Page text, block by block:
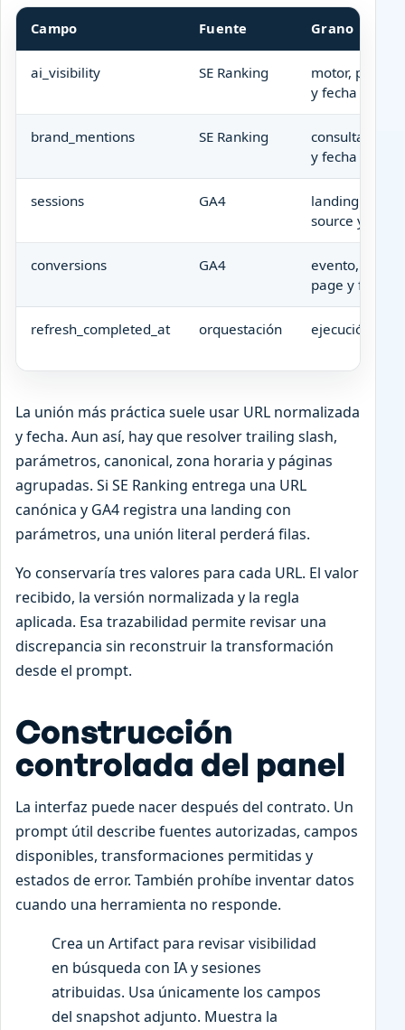
Campo Fuente Grano
ai_visibility SE Ranking
motor,
y fecha
brand_mentions SE Ranking
consulta,
y fecha
sessions GA4
landing page,
source y fecha
conversions GA4
evento,
page y fecha
refresh_completed_at orquestación ejecución
La unión más práctica suele usar URL normalizada
y fecha. Aun así, hay que resolver trailing slash,
parámetros, canonical, zona horaria y páginas
agrupadas. Si SE Ranking entrega una URL
canónica y GA4 registra una landing con
parámetros, una unión literal perderá filas.
Yo conservaría tres valores para cada URL. El valor
recibido, la versión normalizada y la regla
aplicada. Esa trazabilidad permite revisar una
discrepancia sin reconstruir la transformación
desde el prompt.
Construcción
controlada del panel
La interfaz puede nacer después del contrato. Un
prompt útil describe fuentes autorizadas, campos
disponibles, transformaciones permitidas y
estados de error. También prohíbe inventar datos
cuando una herramienta no responde.
Crea un Artifact para revisar visibilidad
en búsqueda con IA y sesiones
atribuidas. Usa únicamente los campos
del snapshot adjunto. Muestra la